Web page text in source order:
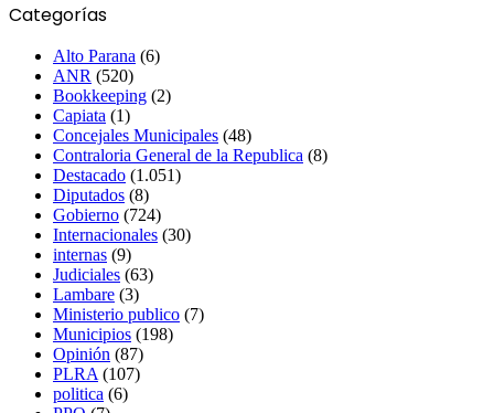
Categorías
Alto Parana (6)
ANR (520)
Bookkeeping (2)
Capiata (1)
Concejales Municipales (48)
Contraloria General de la Republica (8)
Destacado (1.051)
Diputados (8)
Gobierno (724)
Internacionales (30)
internas (9)
Judiciales (63)
Lambare (3)
Ministerio publico (7)
Municipios (198)
Opinión (87)
PLRA (107)
politica (6)